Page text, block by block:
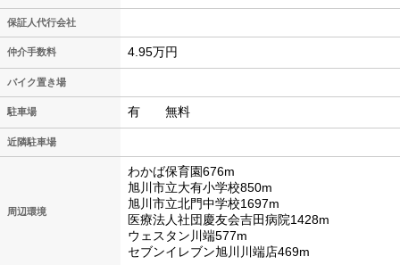
保証人代行会社
仲介手数料 4.95万円
バイク置き場
駐車場 有 無料
近隣駐車場
周辺環境
わかば保育園676m
旭川市立大有小学校850m
旭川市立北門中学校1697m
医療法人社団慶友会吉田病院1428m
ウェスタン川端577m
セブンイレブン旭川川端店469m